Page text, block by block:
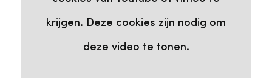
krijgen. Deze cookies zijn nodig om
deze video te tonen.